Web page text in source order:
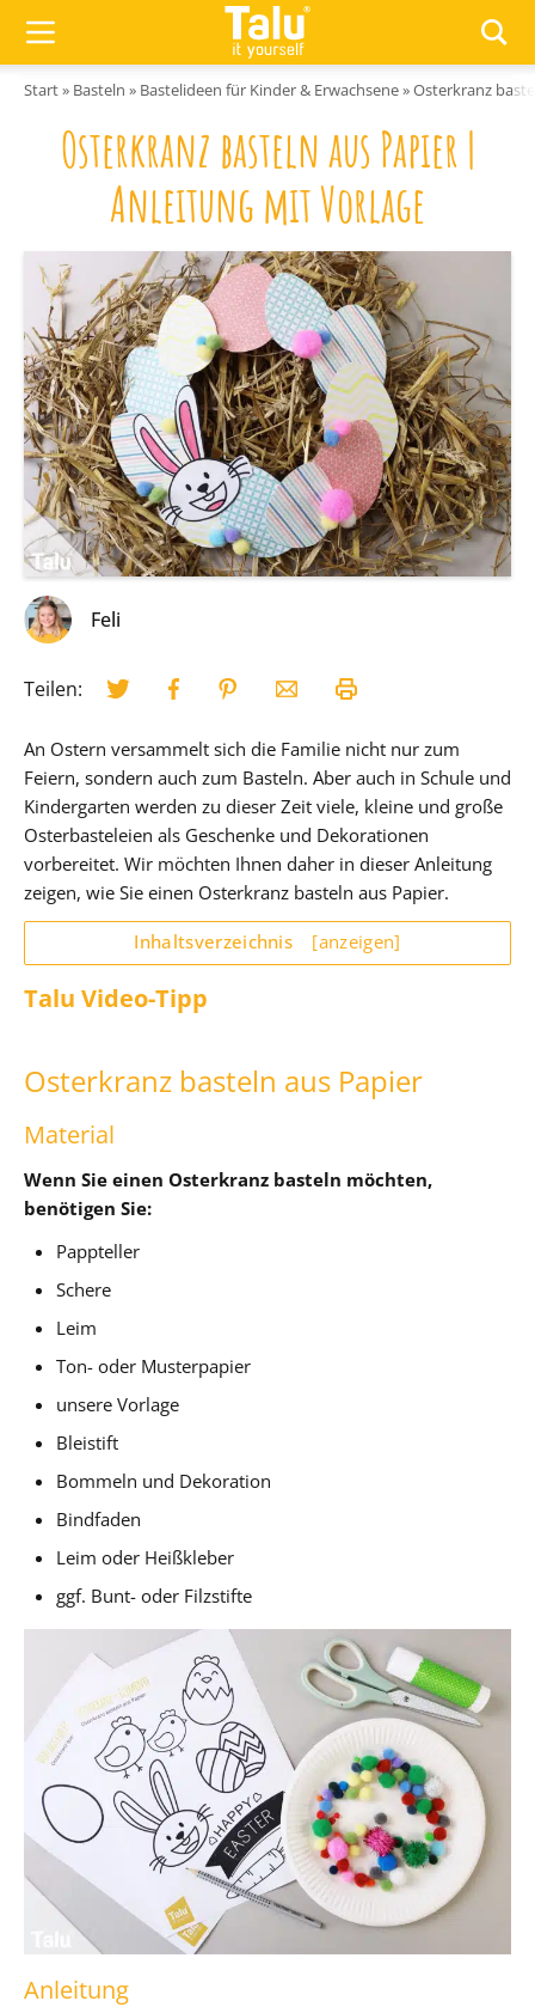
Start» Basteln » Bastelideen für Kinder & Erwachsene»Osterkranz
Osterkranz basteln aus Papier |
Anleitung mit Vorlage
Feli
Teilen:
An Ostern versammelt sich die Familie nicht nur zum
Feiern, sondern auch zum Basteln. Aber auch in Schule und
Kindergarten werden zu dieser Zeit viele, kleine und große
Osterbasteleien als Geschenke und Dekorationen
vorbereitet. Wir möchten Ihnen daher in dieser Anleitung
zeigen, wie Sie einen Osterkranz basteln aus Papier.
Inhaltsverzeichnis [anzeigen]
Talu Video-Tipp
Osterkranz basteln aus Papier
Material
Wenn Sie einen Osterkranz basteln möchten,
benötigen Sie:
Pappteller
Schere
Leim
Ton- oder Musterpapier
unsere Vorlage
Bleistift
Bommeln und Dekoration
Bindfaden
Leim oder Heißkleber
ggf. Bunt- oder Filzstifte
Anleitung